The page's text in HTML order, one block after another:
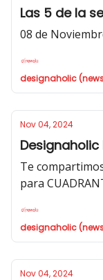
Las 5 de la
08 de
designaholic
Nov 04, 2024
Designaholic
Te
para
designaholic
Nov 04, 2024